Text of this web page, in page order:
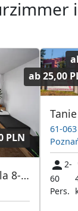
PLN
Mieszkanie 94m2 dla 8-10 osób przy Os.Rusa w Poznaniu - KWATERY PRACOWNICZE!
ab 25,00
61-063
2-
60
Pers.